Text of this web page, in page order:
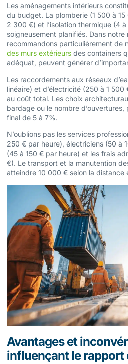
Les aménagements intérieurs
du budget. La plomberie (1 500 à
2 300 €) et l’isolation thermique (4
soigneusement planifiés. Dans notre
recommandons particulièrement de
des murs extérieurs des containers
adéquat, peuvent générer
Les raccordements aux réseaux
linéaire) et d’électricité (250 à 1
au coût total. Les choix
bardage ou le nombre
final de 5 à 7%.
N’oublions pas les services
250 € par heure), électriciens (50 à
(45 à 150 € par heure) et les frais
€). Le transport et la manutention
atteindre 10 000 € selon la distance
Avantages et
influençant le